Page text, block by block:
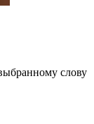
слову